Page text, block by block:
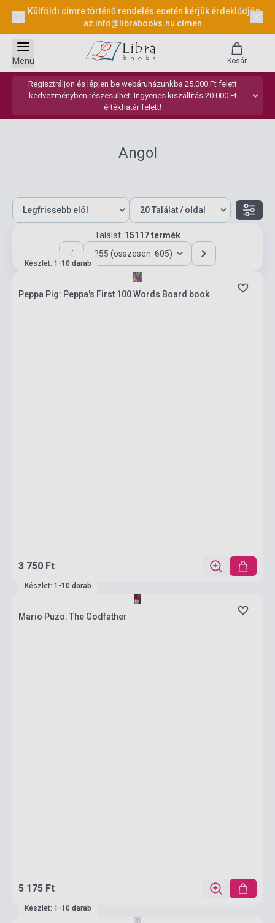
Külföldi címre történő rendelés esetén kérjük érdeklődjön
az info@librabooks.hu címen.
Regisztráljon és lépjen be webáruházunkba 25.000 Ft felett
kedvezményben részesülhet. Ingyenes kiszállítás 20.000 Ft
értékhatár felett!
Menü Kosár
Angol
Találat: 15117 termék
355 (összesen: 605)
Készlet: 1-10 darab
Peppa Pig: Peppa's First 100 Words Board book
3 750 Ft
Készlet: 1-10 darab
Mario Puzo: The Godfather
5 175 Ft
Készlet: 1-10 darab